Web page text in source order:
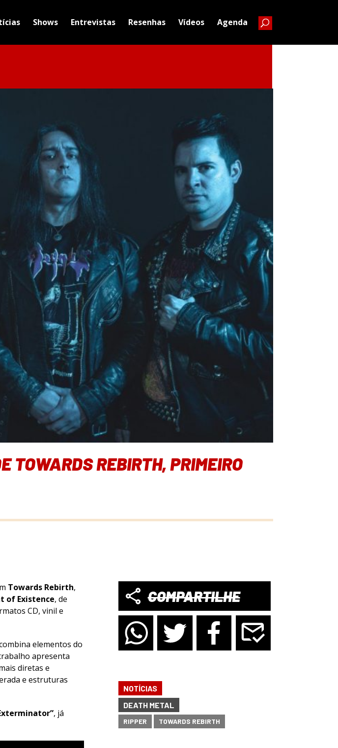
Shows Entrevistas Resenhas Vídeos Agenda
TOWARDS REBIRTH, PRIMEIRO
Towards Rebirth,
of Existence, de
CD, vinil e
elementos do
apresenta
diretas e
e estruturas
, já
COMPARTILHE
NOTÍCIAS
DEATH METAL
RIPPER TOWARDS REBIRTH